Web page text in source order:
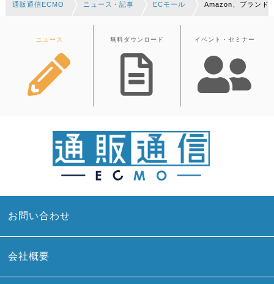
通販通信ECMO ニュース・記事 ECモール Amazon、ブランド
ニュース 無料ダウンロード イベント・セミナー
お問い合わせ
会社概要